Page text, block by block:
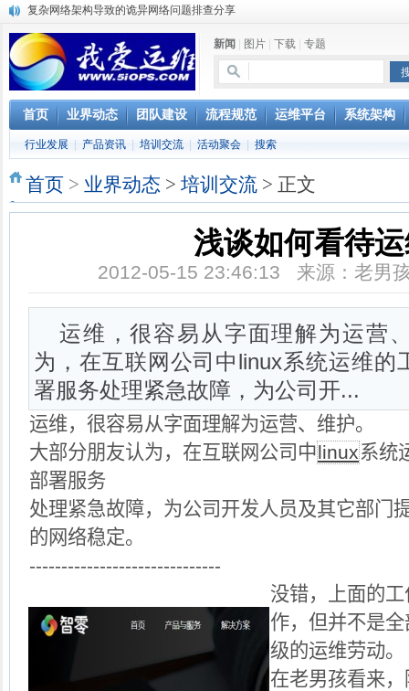
复杂网络架构导致的诡异网络问题排查分享
Percona Playback 0.3 development release
使用jmx client监控activemq
Hive查询OOM分析
浅解Facebook的服务器架构
一淘网后面的技术与架构
实现多个无线AP桥接，扩大家庭WIFI覆盖
Linux下系统或服务排障的最佳实践
服务器遭黑客入侵导致网络流量异常的排查分析
新闻 图片 下载 专题
首页 业界动态 团队建设 流程规范 运维平台 系统架构
行业发展 产品资讯 培训交流 活动聚会 搜索
首页 > 业界动态 > 培训交流 > 正文
浅谈如何看待
2012-05-15 23:46:13 来源：老男
运维，很容易从字面理解为运营
为，在互联网公司中linux系统运维的
署服务处理紧急故障，为公司开...
运维，很容易从字面理解为运营、维护。
大部分朋友认为，在互联网公司中linux系统
部署服务
处理紧急故障，为公司开发人员及其它部门
的网络稳定。
------------------------------
没错，上面的
作，但并不是
级的运维劳动。
在老男孩看来